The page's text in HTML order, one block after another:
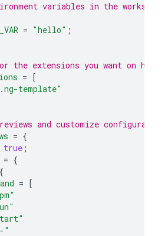
variables in the workspace
= "hello" ;
the extensions you want on
= [
template"
and customize configuration
= {
true ;
= {
{
= [
"